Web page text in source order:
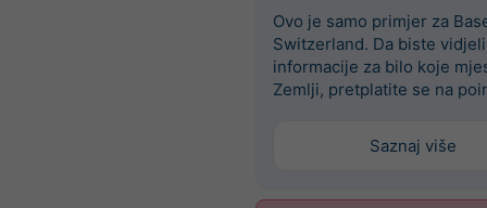
Ovo je samo primjer za
Switzerland. Da biste
informacije za bilo koje
Zemlji, pretplatite se na
Saznaj više